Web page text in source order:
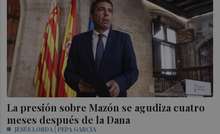
La presión sobre Mazón se agudiza cuatro
meses después de la Dana
JESÚS LORDA | PEPA GARCIA